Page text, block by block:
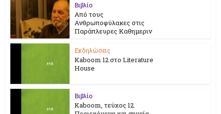
Βιβλίο
Από τους
Ανθρωποφύλακες στις
Παράπλευρες Καθημεριν
Εκδηλώσεις
Kaboom 12 στο Literature
House
Βιβλίο
Kaboom, τεύχος 12.